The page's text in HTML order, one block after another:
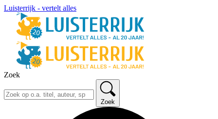
Luisterrijk - vertelt alles
Zoek
Zoek